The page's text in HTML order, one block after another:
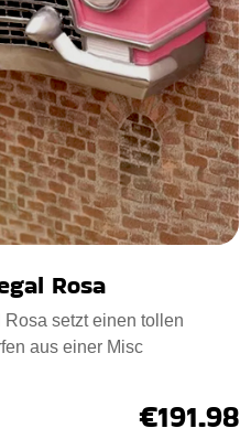
Rosa
setzt einen tollen
aus einer Misc
€191.98